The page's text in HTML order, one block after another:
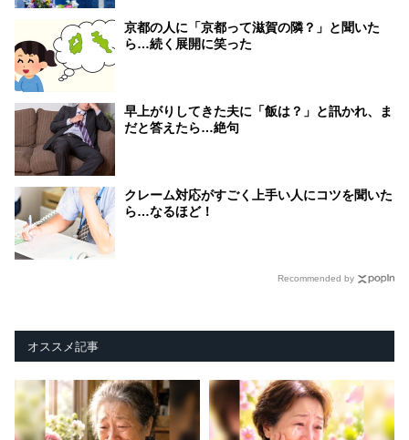
京都の人に「京都って滋賀の隣？」と聞いた
ら…続く展開に笑った
早上がりしてきた夫に「飯は？」と訊かれ、ま
だと答えたら…絶句
クレーム対応がすごく上手い人にコツを聞いた
ら…なるほど！
Recommended by
オススメ記事